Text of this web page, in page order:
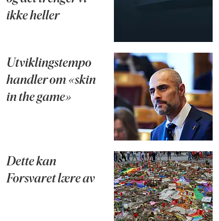
ikke heller
Utviklingstempo
handler om «skin
in the game»
Dette kan
Forsvaret lære av